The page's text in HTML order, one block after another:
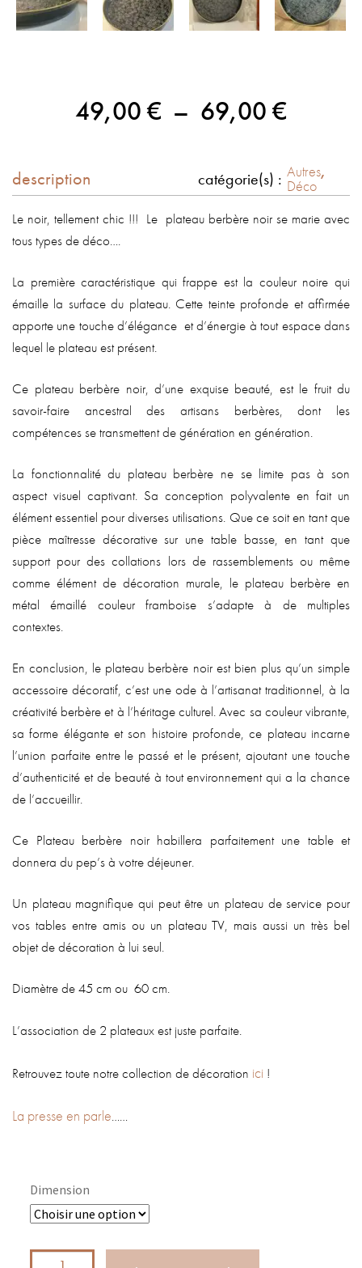
49,00€ – 69,00€
description catégorie(s) : Autres,
Déco
Le noir, tellement chic !!! Le plateau berbère noir se marie avec
tous types de déco….
La première caractéristique qui frappe est la couleur noire qui
émaille la surface du plateau. Cette teinte profonde et affirmée
apporte une touche d’élégance et d’énergie à tout espace dans
lequel le plateau est présent.
Ce plateau berbère noir, d’une exquise beauté, est le fruit du
savoir-faire ancestral des artisans berbères, dont les
compétences se transmettent de génération en génération.
La fonctionnalité du plateau berbère ne se limite pas à son
aspect visuel captivant. Sa conception polyvalente en fait un
élément essentiel pour diverses utilisations. Que ce soit en tant que
pièce maîtresse décorative sur une table basse, en tant que
support pour des collations lors de rassemblements ou même
comme élément de décoration murale, le plateau berbère en
métal émaillé couleur framboise s’adapte à de multiples
contextes.
En conclusion, le plateau berbère noir est bien plus qu’un simple
accessoire décoratif, c’est une ode à l’artisanat traditionnel, à la
créativité berbère et à l’héritage culturel. Avec sa couleur vibrante,
sa forme élégante et son histoire profonde, ce plateau incarne
l’union parfaite entre le passé et le présent, ajoutant une touche
d’authenticité et de beauté à tout environnement qui a la chance
de l’accueillir.
Ce Plateau berbère noir habillera parfaitement une table et
donnera du pep’s à votre déjeuner.
Un plateau magnifique qui peut être un plateau de service pour
vos tables entre amis ou un plateau TV, mais aussi un très bel
objet de décoration à lui seul.
Diamètre de 45 cm ou 60 cm.
L’association de 2 plateaux est juste parfaite.
Retrouvez toute notre collection de décoration ici !
La presse en parle……
Dimension